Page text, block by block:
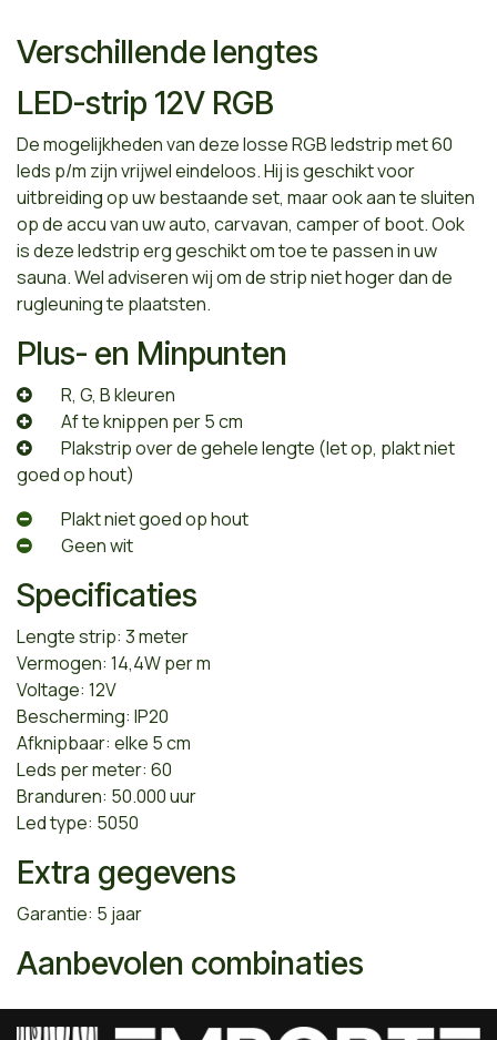
Verschillende lengtes
LED-strip 12V RGB
De mogelijkheden van deze losse RGB ledstrip met 60
leds p/m zijn vrijwel eindeloos. Hij is geschikt voor
uitbreiding op uw bestaande set, maar ook aan te sluiten
op de accu van uw auto, carvavan, camper of boot. Ook
is deze ledstrip erg geschikt om toe te passen in uw
sauna. Wel adviseren wij om de strip niet hoger dan de
rugleuning te plaatsten.
Plus- en Minpunten
​R, G, B kleuren
​Af te knippen per 5 cm
​Plakstrip over de gehele lengte (let op, plakt niet
goed op hout)
​Plakt niet goed op hout
​Geen wit
Specificaties
Lengte strip: 3 meter
Vermogen: 14,4W per m
Voltage: 12V
Bescherming: IP20
Afknipbaar: elke 5 cm
Leds per meter: 60
Branduren: 50.000 uur
Led type: 5050
Extra gegevens
Garantie: 5 jaar
Aanbevolen combinaties